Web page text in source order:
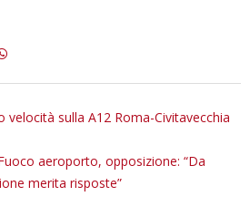
velocità sulla A12 Roma-Civitavecchia
aeroporto, opposizione: “Da
merita risposte”